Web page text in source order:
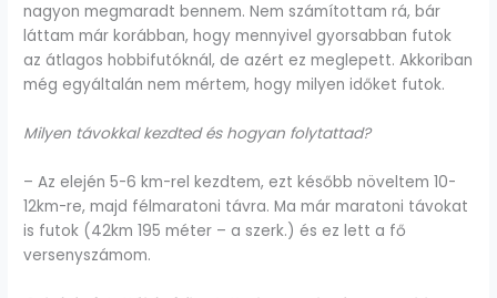
nagyon megmaradt bennem. Nem számítottam rá, bár
láttam már korábban, hogy mennyivel gyorsabban futok
az átlagos hobbifutóknál, de azért ez meglepett. Akkoriban
még egyáltalán nem mértem, hogy milyen időket futok.
Milyen távokkal kezdted és hogyan folytattad?
– Az elején 5-6 km-rel kezdtem, ezt később növeltem 10-
12km-re, majd félmaratoni távra. Ma már maratoni távokat
is futok (42km 195 méter – a szerk.) és ez lett a fő
versenyszámom.